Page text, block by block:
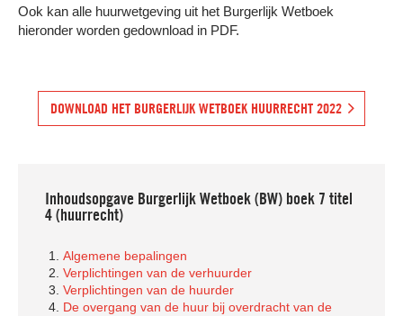
Onze vacatures
Ook kan alle huurwetgeving uit het Burgerlijk Wetboek
hieronder worden gedownload in PDF.
DOWNLOAD HET BURGERLIJK WETBOEK HUURRECHT 2022
Inhoudsopgave Burgerlijk Wetboek (BW) boek 7 titel
4 (huurrecht)
Algemene bepalingen
Verplichtingen van de verhuurder
Verplichtingen van de huurder
De overgang van de huur bij overdracht van de